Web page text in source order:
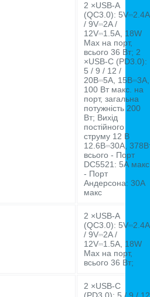
2 ×USB-A
(QC3.0): 5V⎓2.4A
/ 9V⎓2A /
12V⎓1.5A, 18W
Max на порт,
всього 36 Вт; 2
×USB-C (PD3.0):
5 / 9 / 12 /
20В⎓5А, 15В⎓3А,
100 Вт макс. на
порт, загальна
потужність 200
Вт; Вихід
постійного
струму 12 В
12.6В⎓30А,
всього - Порт
DC5521: 5А
- Порт
Андерсона: 30А
макс
2 ×USB-A
(QC3.0): 5V⎓2.4A
/ 9V⎓2A /
12V⎓1.5A, 18W
Max на порт,
всього 36 Вт;
2 ×USB-C